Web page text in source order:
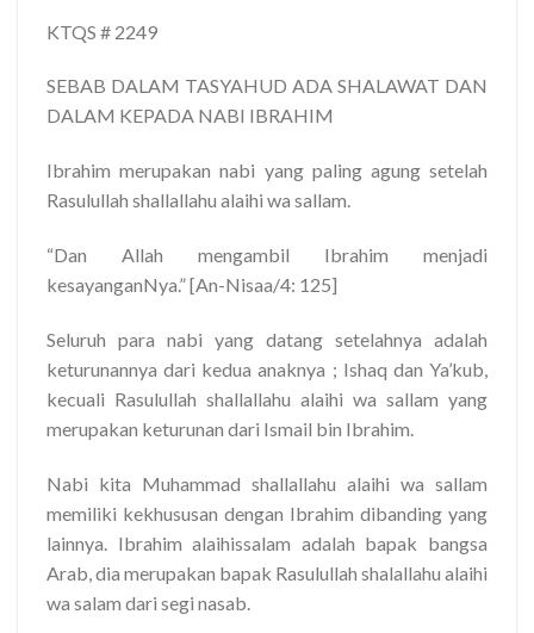
KTQS # 2249
SEBAB DALAM TASYAHUD ADA SHALAWAT DAN
DALAM KEPADA NABI IBRAHIM
Ibrahim merupakan nabi yang paling agung setelah
Rasulullah shallallahu alaihi wa sallam.
“Dan Allah mengambil Ibrahim menjadi
kesayanganNya.” [An-Nisaa/4: 125]
Seluruh para nabi yang datang setelahnya adalah
keturunannya dari kedua anaknya ; Ishaq dan Ya’kub,
kecuali Rasulullah shallallahu alaihi wa sallam yang
merupakan keturunan dari Ismail bin Ibrahim.
Nabi kita Muhammad shallallahu alaihi wa sallam
memiliki kekhususan dengan Ibrahim dibanding yang
lainnya. Ibrahim alaihissalam adalah bapak bangsa
Arab, dia merupakan bapak Rasulullah shalallahu alaihi
wa salam dari segi nasab.